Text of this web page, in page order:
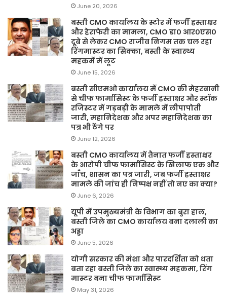
June 20, 2026
बस्ती CMO कार्यालय के स्टोर में फर्जी हस्ताक्षर
और हेराफेरी का मामला, CMO डा० आर०एस०
दूबे से लेकर CMO राजीव निगम तक चल रहा
रिंगमास्टर का सिक्का, बस्ती के स्वास्थ्य
महकमें में लूट
June 15, 2026
बस्ती सीएमओ कार्यालय में CMO की मेहरबानी
से चीफ फार्मासिस्ट के फर्जी हस्ताक्षर और स्टॉक
रजिस्टर में गड़बड़ी के मामले में लीपापोती
जारी, महानिदेशक और अपर महानिदेशक का
पत्र भी ठेंगे पर
June 12, 2026
बस्ती CMO कार्यालय में तैनात फर्जी हस्ताक्षर
के आरोपी चीफ फार्मासिस्ट के खिलाफ एक और
जाँच, शासन का पत्र जारी, जब फर्जी हस्ताक्षर
मामले की जांच ही निष्पक्ष नहीं तो नए का क्या?
June 6, 2026
यूपी में उपमुख्यमंत्री के विभाग का बुरा हाल,
बस्ती जिले का CMO कार्यालय बना दलाली का
अड्डा
June 5, 2026
योगी सरकार की मंशा और पारदर्शिता को धता
बता रहा बस्ती जिले का स्वास्थ्य महकमा, रिंग
मास्टर बना चीफ फार्मासिस्ट
May 31, 2026